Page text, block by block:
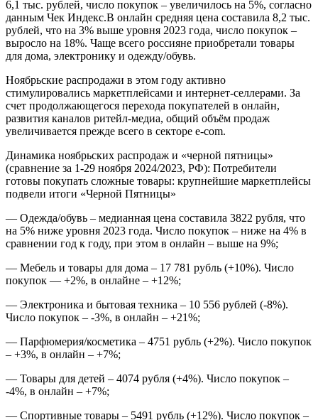
6,1 тыс. рублей, число покупок – увеличилось на 5%, согласно
данным Чек Индекс.В онлайн средняя цена составила 8,2 тыс.
рублей, что на 3% выше уровня 2023 года, число покупок –
выросло на 18%. Чаще всего россияне приобретали товары
для дома, электронику и одежду/обувь.
Ноябрьские распродажи в этом году активно
стимулировались маркетплейсами и интернет-селлерами. За
счет продолжающегося перехода покупателей в онлайн,
развития каналов ритейл-медиа, общий объём продаж
увеличивается прежде всего в секторе e-com.
Динамика ноябрьских распродаж и «черной пятницы»
(сравнение за 1-29 ноября 2024/2023, РФ): Потребители
готовы покупать сложные товары: крупнейшие маркетплейсы
подвели итоги «Черной Пятницы»
— Одежда/обувь – медианная цена составила 3822 рубля, что
на 5% ниже уровня 2023 года. Число покупок – ниже на 4% в
сравнении год к году, при этом в онлайн – выше на 9%;
— Мебель и товары для дома – 17 781 рубль (+10%). Число
покупок — +2%, в онлайне – +12%;
— Электроника и бытовая техника – 10 556 рублей (-8%).
Число покупок – -3%, в онлайн – +21%;
— Парфюмерия/косметика – 4751 рубль (+2%). Число покупок
– +3%, в онлайн – +7%;
— Товары для детей – 4074 рубля (+4%). Число покупок –
-4%, в онлайн – +7%;
— Спортивные товары – 5491 рубль (+12%). Число покупок –